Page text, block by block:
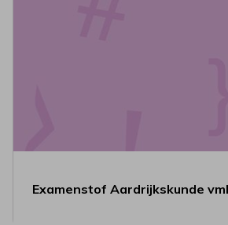
Examenstof Aardrijkskunde